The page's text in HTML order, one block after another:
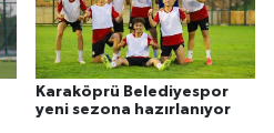
Karaköprü Belediyespor
yeni sezona hazırlanıyor